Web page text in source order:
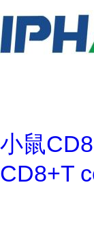
小鼠
CD8+T